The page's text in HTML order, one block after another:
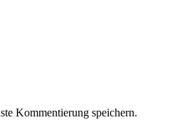
Kommentierung speichern.